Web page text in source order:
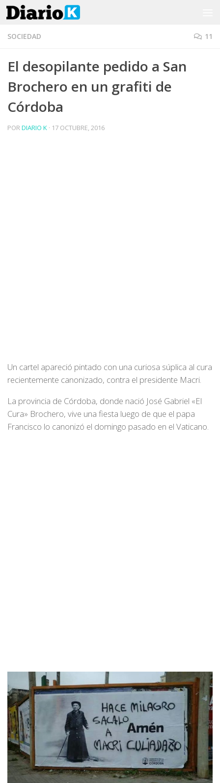
Saltar al contenido
SOCIEDAD 11
El desopilante pedido a San
Brochero en un grafiti de
Córdoba
PORDIARIO K · 17 OCTUBRE, 2016
Un cartel apareció pintado con una curiosa súplica al cura
recientemente canonizado, contra el presidente Macri.
La provincia de Córdoba, donde nació José Gabriel «El
Cura» Brochero, vive una fiesta luego de que el papa
Francisco lo canonizó el domingo pasado en el Vaticano.